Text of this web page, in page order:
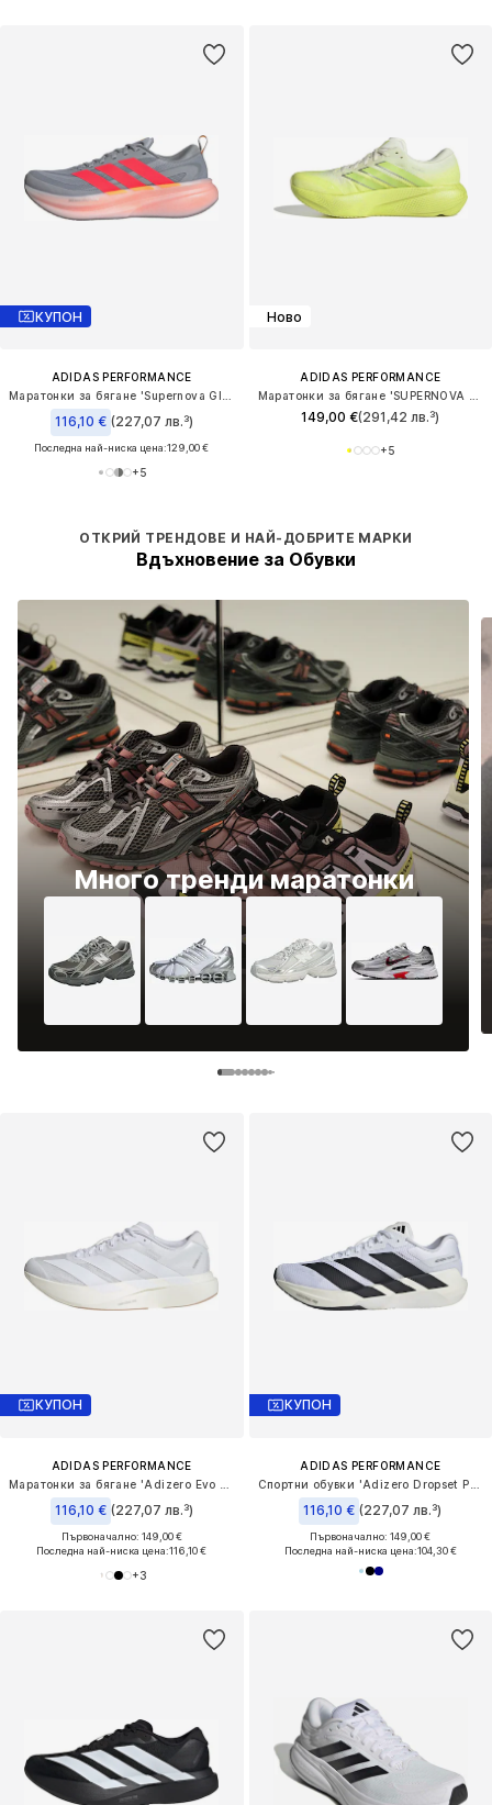
КУПОН
ADIDAS PERFORMANCE
Маратонки за бягане 'Supernova Glide'
116,10 € (227,07 лв.³)
Последна най-ниска цена:129,00 €
+5
Ново
ADIDAS PERFORMANCE
Маратонки за бягане 'SUPERNOVA RISE 3'
149,00 €(291,42 лв.³)
+5
ОТКРИЙ ТРЕНДОВЕ И НАЙ-ДОБРИТЕ МАРКИ
Вдъхновение за Обувки
Много тренди маратонки
КУПОН
ADIDAS PERFORMANCE
116,10 € (227,07 лв.³)
Първоначално: 149,00 €
Последна най-ниска цена:116,10 €
+3
КУПОН
ADIDAS PERFORMANCE
116,10 € (227,07 лв.³)
Първоначално: 149,00 €
Последна най-ниска цена:104,30 €